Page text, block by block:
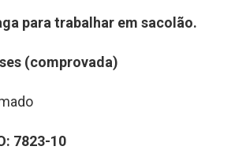
para trabalhar em sacolão.
(comprovada)
7823-10